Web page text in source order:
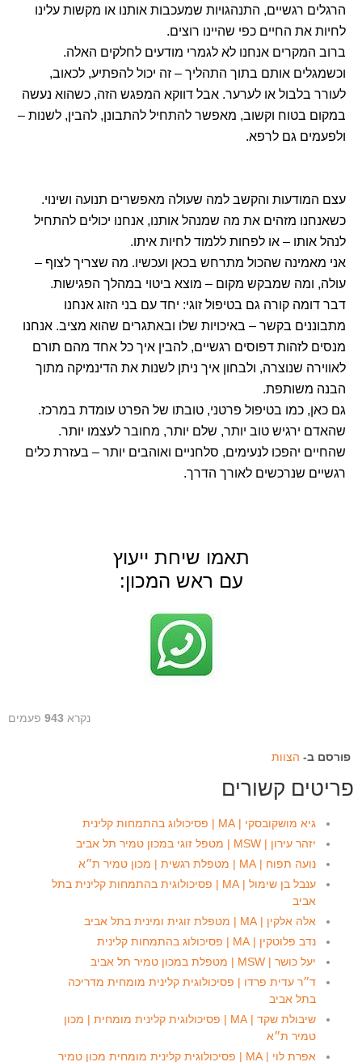
הרגלים רגשיים, התנהגויות שמעכבות אותנו או מקשות עלינו
לחיות את החיים כפי שהיינו רוצים.
ברוב המקרים אנחנו לא לגמרי מודעים לחלקים האלה.
וכשמגלים אותם בתוך התהליך – זה יכול להפתיע, לכאוב,
לעורר בלבול או לערער. אבל דווקא המפגש הזה, כשהוא נעשה
במקום בטוח וקשוב, מאפשר להתחיל להתבונן, להבין, לשנות –
ולפעמים גם לרפא.
עצם המודעות והקשב למה שעולה מאפשרים תנועה ושינוי.
כשאנחנו מזהים את מה שמנהל אותנו, אנחנו יכולים להתחיל
לנהל אותו – או לפחות ללמוד לחיות איתו.
אני מאמינה שהכול מתרחש בכאן ועכשיו. מה שצריך לצוף –
עולה, ומה שמבקש מקום – מוצא ביטוי במהלך הפגישות.
דבר דומה קורה גם בטיפול זוגי: יחד עם בני הזוג אנחנו
מתבוננים בקשר – באיכויות שלו ובאתגרים שהוא מציב. אנחנו
מנסים לזהות דפוסים רגשיים, להבין איך כל אחד מהם תורם
לאווירה שנוצרה, ולבחון איך ניתן לשנות את הדינמיקה מתוך
הבנה משותפת.
גם כאן, כמו בטיפול פרטני, טובתו של הפרט עומדת במרכז.
שהאדם ירגיש טוב יותר, שלם יותר, מחובר לעצמו יותר.
שהחיים יהפכו לנעימים, סלחניים ואוהבים יותר – בעזרת כלים
רגשיים שנרכשים לאורך הדרך.
תאמו שיחת ייעוץ
עם ראש המכון:
נקרא 943 פעמים
פורסם ב- הצוות
פריטים קשורים
גיא מושקובסקי | MA | פסיכולוג בהתמחות קלינית
יזהר עירון | MSW | מטפל זוגי במכון טמיר תל אביב
נועה תפוח | MA | מטפלת רגשית | מכון טמיר ת״א
ענבל בן שימול | MA | פסיכולוגית בהתמחות קלינית בתל
אביב
אלה אלקין | MA | מטפלת זוגית ומינית בתל אביב
נדב פלוטקין | MA | פסיכולוג בהתמחות קלינית
יעל כושר | MSW | מטפלת במכון טמיר תל אביב
ד״ר עדית פרדו | פסיכולוגית קלינית מומחית מדריכה
בתל אביב
שיבולת שקד | MA | פסיכולוגית קלינית מומחית | מכון
טמיר ת״א
אפרת לוי | MA | פסיכולוגית קלינית מומחית מכון טמיר